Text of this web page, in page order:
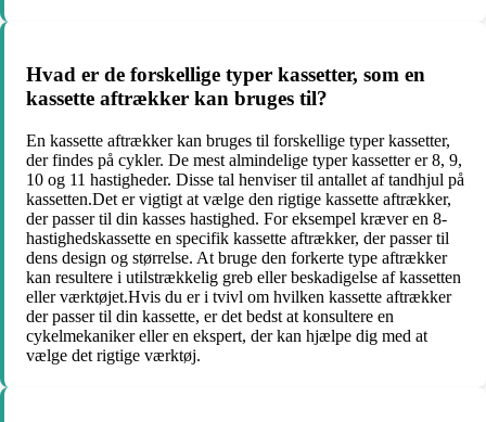
Hvad er de forskellige typer kassetter, som en
kassette aftrækker kan bruges til?
En kassette aftrækker kan bruges til forskellige typer kassetter,
der findes på cykler. De mest almindelige typer kassetter er 8, 9,
10 og 11 hastigheder. Disse tal henviser til antallet af tandhjul på
kassetten.Det er vigtigt at vælge den rigtige kassette aftrækker,
der passer til din kasses hastighed. For eksempel kræver en 8-
hastighedskassette en specifik kassette aftrækker, der passer til
dens design og størrelse. At bruge den forkerte type aftrækker
kan resultere i utilstrækkelig greb eller beskadigelse af kassetten
eller værktøjet.Hvis du er i tvivl om hvilken kassette aftrækker
der passer til din kassette, er det bedst at konsultere en
cykelmekaniker eller en ekspert, der kan hjælpe dig med at
vælge det rigtige værktøj.